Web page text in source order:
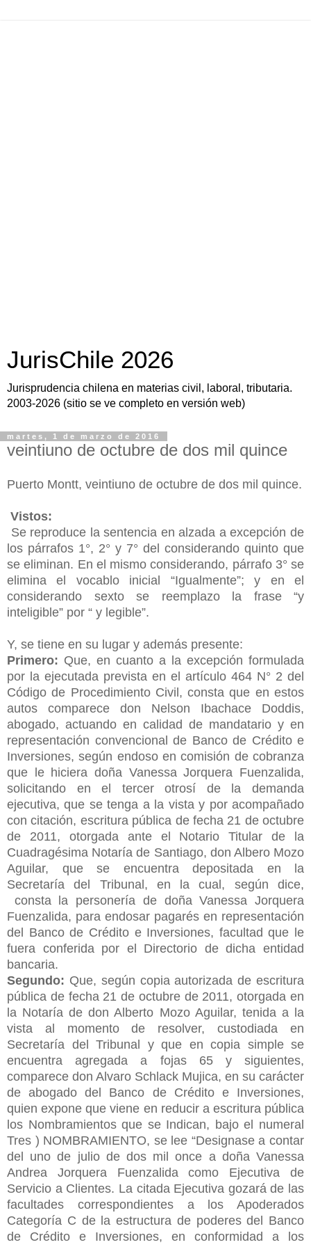
JurisChile 2026
Jurisprudencia chilena en materias civil, laboral, tributaria.
2003-2026 (sitio se ve completo en versión web)
martes, 1 de marzo de 2016
veintiuno de octubre de dos mil quince
Puerto Montt, veintiuno de octubre de dos mil quince.
Vistos:
Se reproduce la sentencia en alzada a excepción de
los párrafos 1°, 2° y 7° del considerando quinto que
se eliminan. En el mismo considerando, párrafo 3° se
elimina el vocablo inicial “Igualmente”; y en el
considerando sexto se reemplazo la frase “y
inteligible” por “ y legible”.
Y, se tiene en su lugar y además presente:
Primero: Que, en cuanto a la excepción formulada
por la ejecutada prevista en el artículo 464 N° 2 del
Código de Procedimiento Civil, consta que en estos
autos comparece don Nelson Ibachace Doddis,
abogado, actuando en calidad de mandatario y en
representación convencional de Banco de Crédito e
Inversiones, según endoso en comisión de cobranza
que le hiciera doña Vanessa Jorquera Fuenzalida,
solicitando en el tercer otrosí de la demanda
ejecutiva, que se tenga a la vista y por acompañado
con citación, escritura pública de fecha 21 de octubre
de 2011, otorgada ante el Notario Titular de la
Cuadragésima Notaría de Santiago, don Albero Mozo
Aguilar, que se encuentra depositada en la
Secretaría del Tribunal, en la cual, según dice,
consta la personería de doña Vanessa Jorquera
Fuenzalida, para endosar pagarés en representación
del Banco de Crédito e Inversiones, facultad que le
fuera conferida por el Directorio de dicha entidad
bancaria.
Segundo: Que, según copia autorizada de escritura
pública de fecha 21 de octubre de 2011, otorgada en
la Notaría de don Alberto Mozo Aguilar, tenida a la
vista al momento de resolver, custodiada en
Secretaría del Tribunal y que en copia simple se
encuentra agregada a fojas 65 y siguientes,
comparece don Alvaro Schlack Mujica, en su carácter
de abogado del Banco de Crédito e Inversiones,
quien expone que viene en reducir a escritura pública
los Nombramientos que se Indican, bajo el numeral
Tres ) NOMBRAMIENTO, se lee “Designase a contar
del uno de julio de dos mil once a doña Vanessa
Andrea Jorquera Fuenzalida como Ejecutiva de
Servicio a Clientes. La citada Ejecutiva gozará de las
facultades correspondientes a los Apoderados
Categoría C de la estructura de poderes del Banco
de Crédito e Inversiones, en conformidad a los